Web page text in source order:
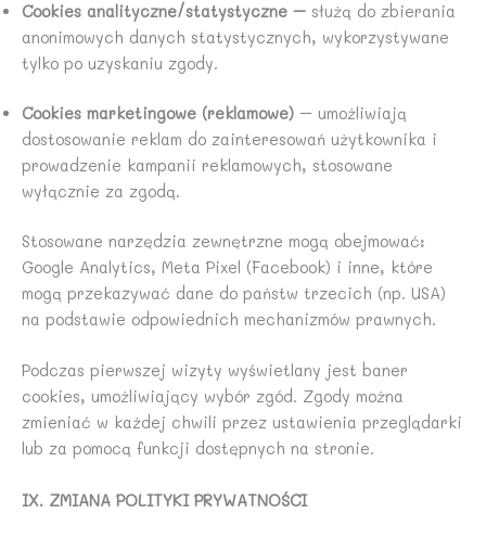
Cookies analityczne/statystyczne – służą do zbierania
anonimowych danych statystycznych, wykorzystywane
tylko po uzyskaniu zgody.
Cookies marketingowe (reklamowe) – umożliwiają
dostosowanie reklam do zainteresowań użytkownika i
prowadzenie kampanii reklamowych, stosowane
wyłącznie za zgodą.
Stosowane narzędzia zewnętrzne mogą obejmować:
Google Analytics, Meta Pixel (Facebook) i inne, które
mogą przekazywać dane do państw trzecich (np. USA)
na podstawie odpowiednich mechanizmów prawnych.
Podczas pierwszej wizyty wyświetlany jest baner
cookies, umożliwiający wybór zgód. Zgody można
zmieniać w każdej chwili przez ustawienia przeglądarki
lub za pomocą funkcji dostępnych na stronie.
IX. ZMIANA POLITYKI PRYWATNOŚCI